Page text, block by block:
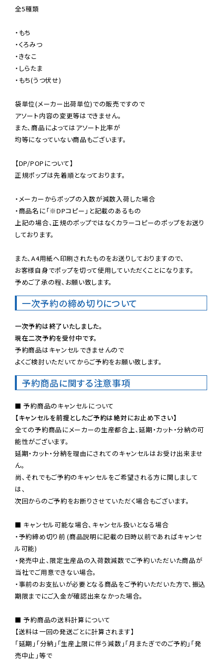
全5種類
・もち
・くろみつ
・きなこ
・しらたま
・もち(うつ伏せ)
袋単位(メーカー出荷単位)での販売ですので
アソート内容の変更等はできません。
また、商品によってはアソート比率が
均等になっていない商品もございます。
【DP/POPについて】
正規ポップは先着順となっております。
・メーカーからポップの入数が減数入荷した場合
・商品名に「※DPコピー」と記載のあるもの
上記の場合、正規のポップではなくカラーコピーのポップをお送り
しております。
また、A4用紙へ印刷されたものをお送りしておりますので、
お客様自身でポップを切って使用していただくことになります。
予めご了承の程、お願い致します。
一次予約の締め切りについて
一次予約は終了いたしました。
現在二次予約を受付中です。
予約商品はキャンセルできませんので
よくご検討いただいてからご予約をお願い致します。
予約商品に関する注意事項
【キャンセルを前提としたご予約は絶対にお止め下さい】
全ての予約商品にメーカーの生産都合上、延期・カット・分納の可
能性がございます。
延期・カット・分納を理由にされてのキャンセルはお受け出来ませ
ん。
尚、それでもご予約のキャンセルをご希望される方に関しまして
は、
次回からのご予約をお断りさせていただく場合もございます。
■ キャンセル可能な場合、キャンセル扱いとなる場合
・予約締め切り前 (商品説明に記載の日時以前であればキャンセ
ル可能)
・発売中止、限定生産品の入荷数減数でご予約いただいた商品が
当社でご用意できない場合。
・事前のお支払いが必要となる商品をご予約いただいた方で、振込
期限までにご入金が確認出来なかった場合。
■ 予約商品の送料計算について
【送料は一回の発送ごとに計算されます】
「延期」「分納」「生産上限に伴う減数」「月またぎでのご予約」「発
売中止」等で